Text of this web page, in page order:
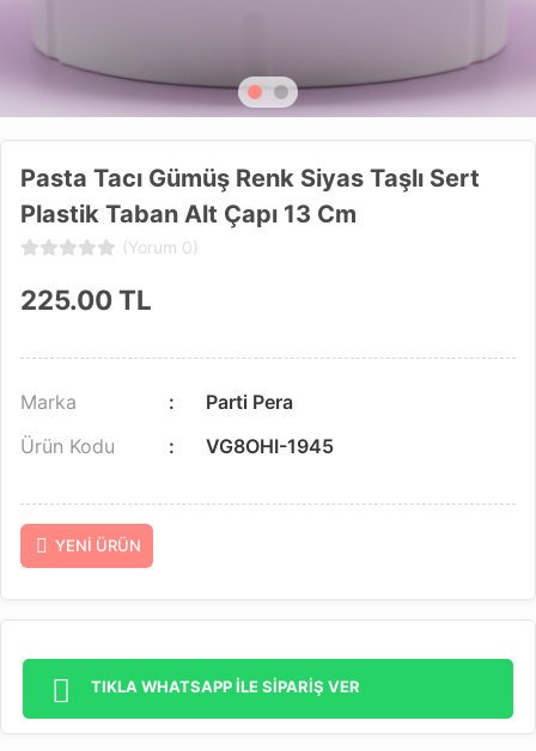
Pasta Tacı Gümüş Renk Siyas Taşlı Sert
Plastik Taban Alt Çapı 13 Cm
(Yorum 0)
225.00TL
Marka
Parti Pera
Ürün Kodu
VG8OHI-1945
YENI ÜRÜN
TIKLA WHATSAPP İLE SİPARİŞ VER